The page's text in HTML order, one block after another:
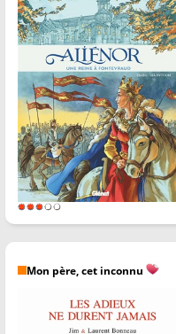
Mon père, cet inconnu